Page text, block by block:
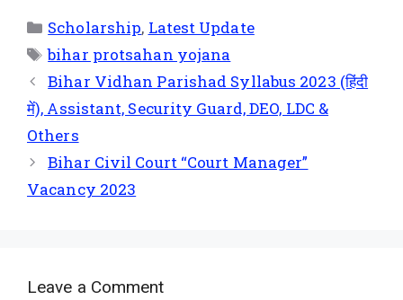
Scholarship, Latest Update
bihar protsahan yojana
Bihar Vidhan Parishad Syllabus 2023 (हिंदी
में), Assistant, Security Guard, DEO, LDC &
Others
Bihar Civil Court “Court Manager”
Vacancy 2023
Leave a Comment